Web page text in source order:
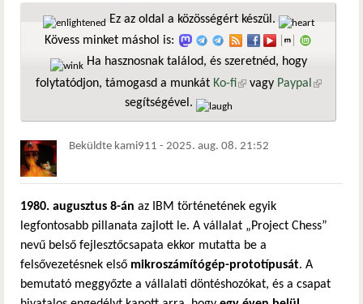
Ez az oldal a közösségért készül.
Kövess minket máshol is:
Ha hasznosnak találod, és szeretnéd, hogy
folytatódjon, támogasd a munkát Ko-fi(külső hivatkozás)
vagy Paypal
segítségével.
Beküldte kami911 - 2025. aug. 08. 21:52
1980. augusztus 8-án az IBM történetének egyik
legfontosabb pillanata zajlott le. A vállalat „Project Chess”
nevű belső fejlesztőcsapata ekkor mutatta be a
felsővezetésnek első mikroszámítógép-prototípusát. A
bemutató meggyőzte a vállalati döntéshozókat, és a csapat